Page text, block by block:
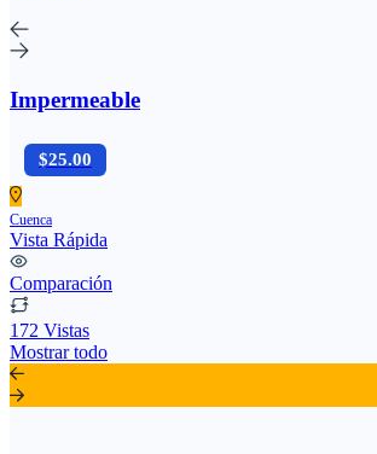
Impermeable
$25.00
Cuenca
Vista Rápida
Comparación
172 Vistas
Mostrar todo